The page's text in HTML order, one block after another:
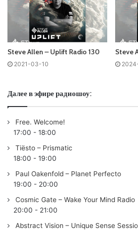
(Extended Mix)
07. C-Systems – Momentum
08. Ferry Tayle & Franco Riccobaldi
09. Ralphie B, Frank Waanders,
(Ciaran McAuley Extended Remix)
11. Derek Ryan & N-sKing – Nagomix
Mix)
12. Cold Blue – Thunder In Paradise
13. Sean Truby – Confluence
14. Jackob Roenald & Paul
(Extended Mix)
Понравился выпуск?
Steve Allen – Uplift Radio 130
2021-03-10
Steve
Далее в эфире радиошоу:
Free. Welcome!
17:00 - 18:00
Tiësto – Prismatic
18:00 - 19:00
Paul Oakenfold – Planet Perfecto
19:00 - 20:00
Cosmic Gate – Wake Your Mind Radio
20:00 - 21:00
Abstract Vision – Unique Sense